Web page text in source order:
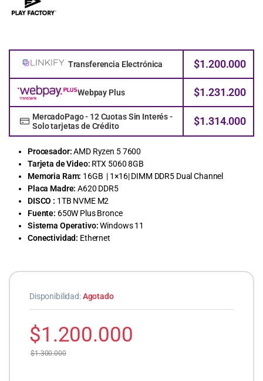
Transferencia Electrónica $1.200.000
Webpay Plus $1.231.200
MercadoPago - 12 Cuotas Sin Interés -
Solo tarjetas de Crédito
$1.314.000
Procesador:AMD Ryzen 5 7600
Tarjeta de Video: RTX 5060 8GB
Memoria Ram: 16GB | 1×16| DIMM DDR5 Dual Channel
Placa Madre: A620 DDR5
DISCO : 1TB NVME M2
Fuente: 650W Plus Bronce
Sistema Operativo:Windows 11
Conectividad: Ethernet
Disponibilidad:Agotado
$1.200.000
$1.300.000